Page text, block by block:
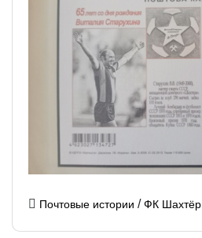
Почтовые истории /ФК Шахтёр